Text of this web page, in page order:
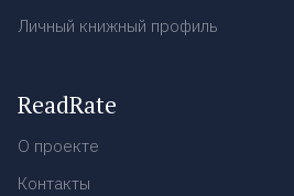
Личный книжный профиль
ReadRate
О проекте
Контакты